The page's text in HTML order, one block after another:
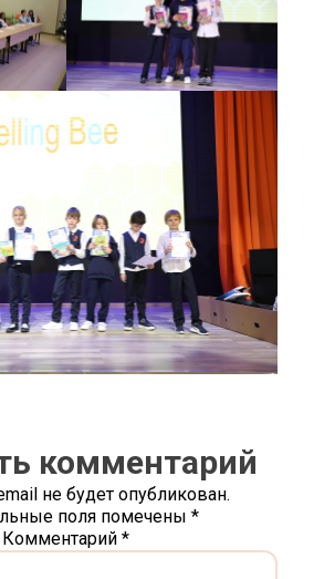
комментарий
не будет опубликован.
поля помечены *
Комментарий*